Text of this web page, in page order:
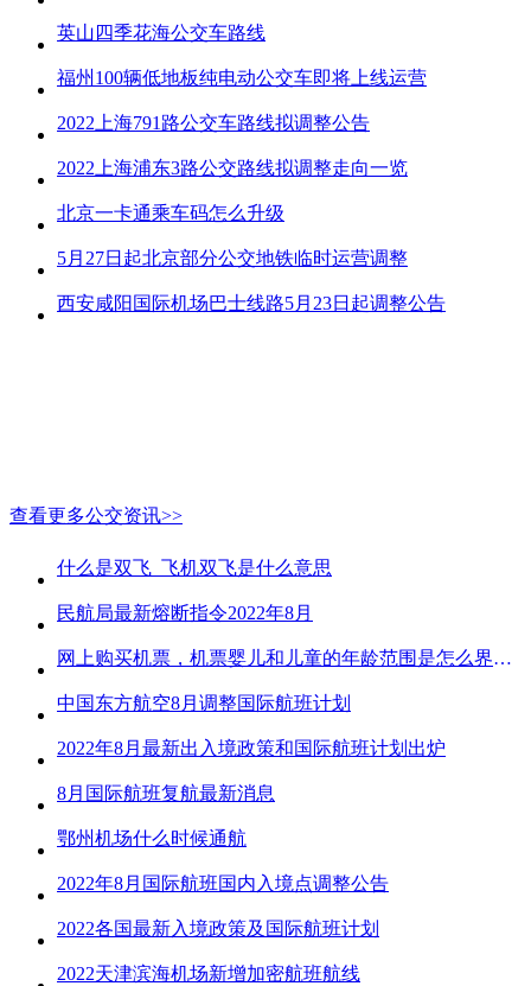
英山四季花海公交车路线
福州100辆低地板纯电动公交车即将上线运营
2022上海791路公交车路线拟调整公告
2022上海浦东3路公交路线拟调整走向一览
北京一卡通乘车码怎么升级
5月27日起北京部分公交地铁临时运营调整
西安咸阳国际机场巴士线路5月23日起调整公告
查看更多公交资讯>>
什么是双飞_飞机双飞是什么意思
民航局最新熔断指令2022年8月
网上购买机票，机票婴儿和儿童的年龄范围是怎么界定的？
中国东方航空8月调整国际航班计划
2022年8月最新出入境政策和国际航班计划出炉
8月国际航班复航最新消息
鄂州机场什么时候通航
2022年8月国际航班国内入境点调整公告
2022各国最新入境政策及国际航班计划
2022天津滨海机场新增加密航班航线